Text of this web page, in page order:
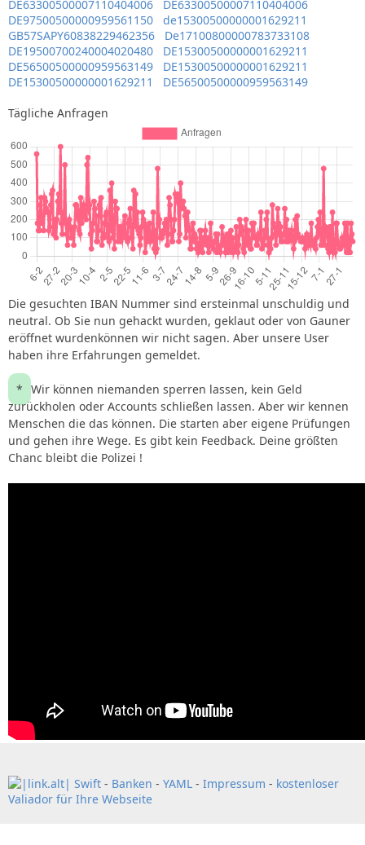
DE63300500007110404006
DE63300500007110404006
DE97500500000959561150
de15300500000001629211
GB57SAPY60838229462356
De17100800000783733108
DE19500700240004020480
DE15300500000001629211
DE56500500000959563149
DE15300500000001629211
DE15300500000001629211
DE56500500000959563149
Tägliche Anfragen
Die gesuchten IBAN Nummer sind ersteinmal unschuldig und
neutral. Ob Sie nun gehackt wurden, geklaut oder von Gauner
eröffnet wurdenkönnen wir nicht sagen. Aber unsere User
haben ihre Erfahrungen gemeldet.
* Wir können niemanden sperren lassen, kein Geld
zurückholen oder Accounts schließen lassen. Aber wir kennen
Menschen die das können. Die starten aber eigene Prüfungen
und gehen ihre Wege. Es gibt kein Feedback. Deine größten
Chanc bleibt die Polizei !
Swift - Banken - YAML - Impressum - kostenloser
Valiador für Ihre Webseite